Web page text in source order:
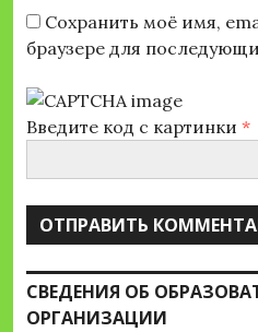
Сохранить моё имя,
браузере для
Введите код с картинки *
СВЕДЕНИЯ ОБ
ОРГАНИЗАЦИИ